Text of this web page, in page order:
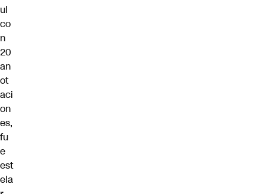
ul
co
n
20
an
ot
aci
on
es,
fu
e
est
ela